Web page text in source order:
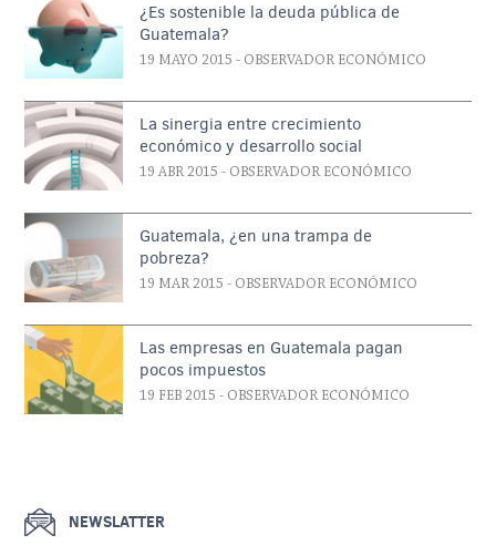
¿Es sostenible la deuda pública de
Guatemala?
19 MAYO 2015 - OBSERVADOR ECONÓMICO
La sinergia entre crecimiento
económico y desarrollo social
19 ABR 2015 - OBSERVADOR ECONÓMICO
Guatemala, ¿en una trampa de
pobreza?
19 MAR 2015 - OBSERVADOR ECONÓMICO
Las empresas en Guatemala pagan
pocos impuestos
19 FEB 2015 - OBSERVADOR ECONÓMICO
NEWSLATTER